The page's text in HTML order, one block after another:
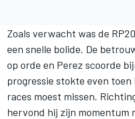
Zoals verwacht was de
een snelle bolide. De
op orde en Perez scoorde
progressie stokte even
races moest missen.
hervond hij zijn momentum